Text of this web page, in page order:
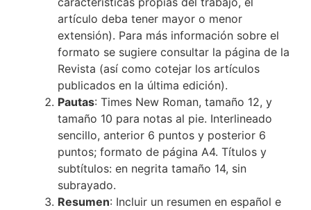
artículo deba tener mayor o menor
extensión). Para más información sobre el
formato se sugiere consultar la página de la
Revista (así como cotejar los artículos
publicados en la última edición).
Pautas: Times New Roman, tamaño 12, y
tamaño 10 para notas al pie. Interlineado
sencillo, anterior 6 puntos y posterior 6
puntos; formato de página A4. Títulos y
subtítulos: en negrita tamaño 14, sin
subrayado.
Resumen: Incluir un resumen en español e